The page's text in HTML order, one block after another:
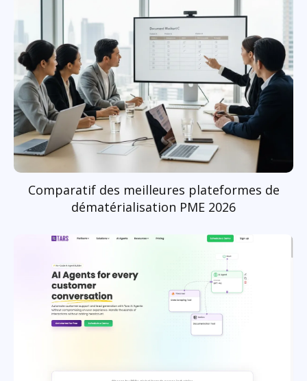
Comparatif des meilleures plateformes de
dématérialisation PME 2026